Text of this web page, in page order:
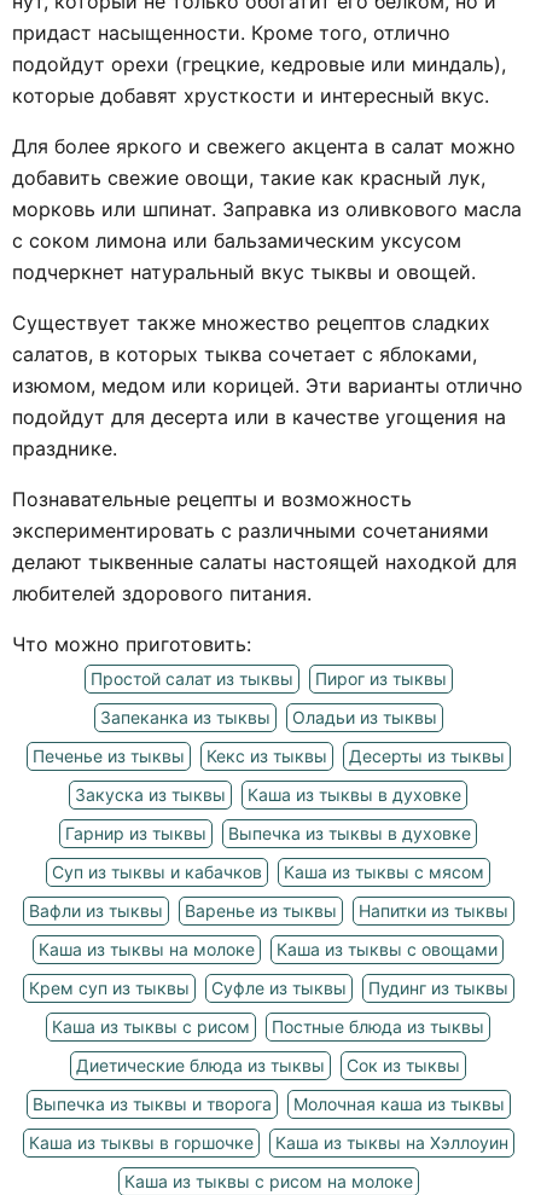
придаст насыщенности. Кроме того, отлично
подойдут орехи (грецкие, кедровые или миндаль),
которые добавят хрусткости и интересный вкус.
Для более яркого и свежего акцента в салат можно
добавить свежие овощи, такие как красный лук,
морковь или шпинат. Заправка из оливкового масла
с соком лимона или бальзамическим уксусом
подчеркнет натуральный вкус тыквы и овощей.
Существует также множество рецептов сладких
салатов, в которых тыква сочетает с яблоками,
изюмом, медом или корицей. Эти варианты отлично
подойдут для десерта или в качестве угощения на
празднике.
Познавательные рецепты и возможность
экспериментировать с различными сочетаниями
делают тыквенные салаты настоящей находкой для
любителей здорового питания.
Что можно приготовить:
Простой салат из тыквы
Пирог из тыквы
Запеканка из тыквы
Оладьи из тыквы
Печенье из тыквы
Кекс из тыквы
Десерты из тыквы
Закуска из тыквы
Каша из тыквы в духовке
Гарнир из тыквы
Выпечка из тыквы в духовке
Суп из тыквы и кабачков
Каша из тыквы с мясом
Вафли из тыквы
Варенье из тыквы
Напитки из тыквы
Каша из тыквы на молоке
Каша из тыквы с овощами
Крем суп из тыквы
Суфле из тыквы
Пудинг из тыквы
Каша из тыквы с рисом
Постные блюда из тыквы
Диетические блюда из тыквы
Сок из тыквы
Выпечка из тыквы и творога
Молочная каша из тыквы
Каша из тыквы в горшочке
Каша из тыквы на Хэллоуин
Каша из тыквы с рисом на молоке